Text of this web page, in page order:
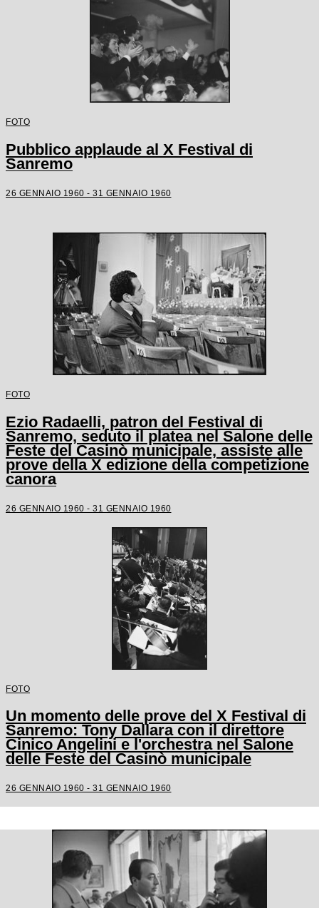
FOTO
Pubblico applaude al X Festival di
Sanremo
26 GENNAIO 1960 - 31 GENNAIO 1960
FOTO
Ezio Radaelli, patron del Festival di
Sanremo, seduto il platea nel Salone delle
Feste del Casinò municipale, assiste alle
prove della X edizione della competizione
canora
26 GENNAIO 1960 - 31 GENNAIO 1960
FOTO
Un momento delle prove del X Festival di
Sanremo: Tony Dallara con il direttore
Cinico Angelini e l'orchestra nel Salone
delle Feste del Casinò municipale
26 GENNAIO 1960 - 31 GENNAIO 1960